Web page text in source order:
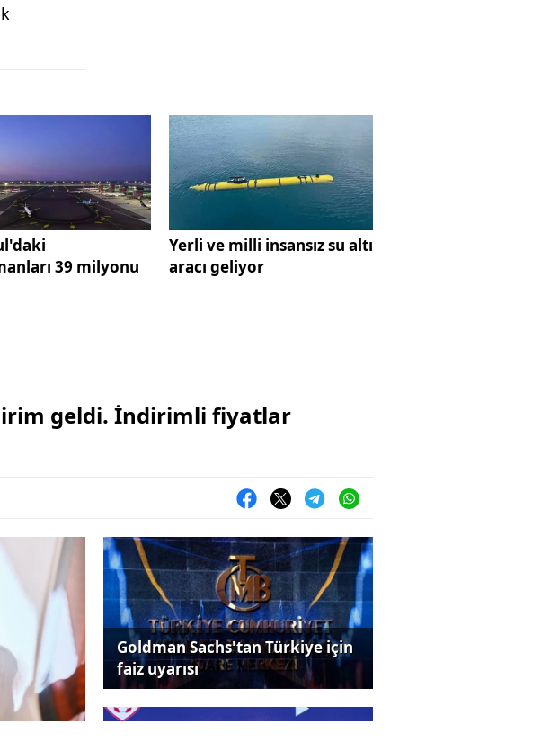
39 milyonu
Yerli ve milli insansız su altı
aracı geliyor
geldi. İndirimli fiyatlar
Goldman Sachs'tan Türkiye için
faiz uyarısı